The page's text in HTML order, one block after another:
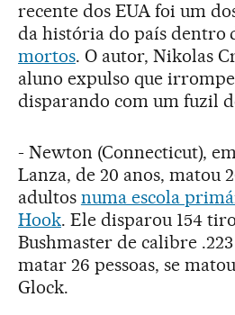
recente dos EUA foi um
da história do país dentro
mortos. O autor, Nikolas
aluno expulso que
disparando com um fuzil
- Newton (Connecticut),
Lanza, de 20 anos, matou
adultos numa escola
Hook. Ele disparou 154
Bushmaster de calibre
matar 26 pessoas, se
Glock.